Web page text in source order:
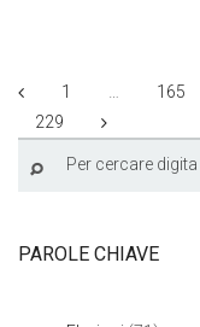
1 165
229
PAROLE CHIAVE